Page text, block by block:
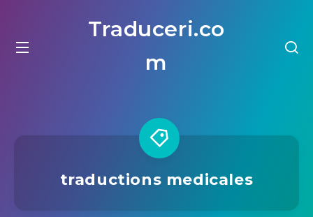
Traduceri.co
m
traductions medicales